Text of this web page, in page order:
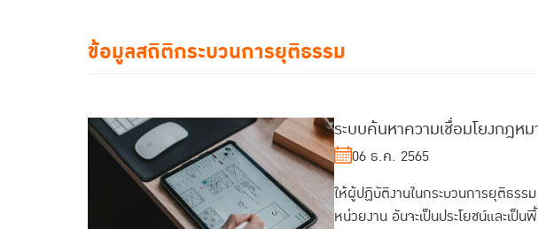
ข้อมูลสถิติกระบวนการยุติธรรม
ระบบค้นหาความเชื่อมโยงกฎห
06 ธ.ค. 2565
ให้ผู้ปฏิบัติงานในกระบวนการยุติธรรม
หน่วยงาน อันจะเป็นประโยชน์และเ